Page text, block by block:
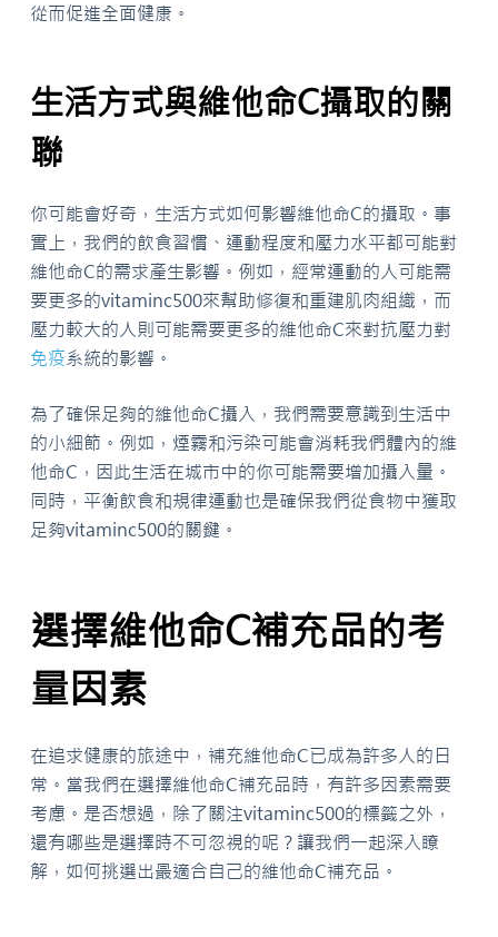
從而促進全面健康。
生活方式與維他命C攝取的關
聯
你可能會好奇，生活方式如何影響維他命C的攝取。事
實上，我們的飲食習慣、運動程度和壓力水平都可能對
維他命C的需求產生影響。例如，經常運動的人可能需
要更多的vitaminc500來幫助修復和重建肌肉組織，而
壓力較大的人則可能需要更多的維他命C來對抗壓力對
免疫系統的影響。
為了確保足夠的維他命C攝入，我們需要意識到生活中
的小細節。例如，煙霧和污染可能會消耗我們體內的維
他命C，因此生活在城市中的你可能需要增加攝入量。
同時，平衡飲食和規律運動也是確保我們從食物中獲取
足夠vitaminc500的關鍵。
選擇維他命C補充品的考
量因素
在追求健康的旅途中，補充維他命C已成為許多人的日
常。當我們在選擇維他命C補充品時，有許多因素需要
考慮。是否想過，除了關注vitaminc500的標籤之外，
還有哪些是選擇時不可忽視的呢？讓我們一起深入瞭
解，如何挑選出最適合自己的維他命C補充品。